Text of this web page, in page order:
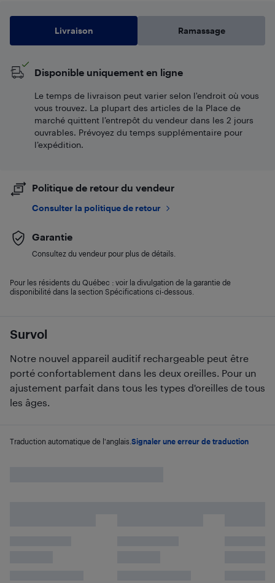
Survol
Notre nouvel appareil auditif rechargeable peut être
porté confortablement dans les deux oreilles. Pour un
ajustement parfait dans tous les types d'oreilles de tous
les âges.
Traduction automatique de l'anglais. Signaler une erreur de traduction
Livraison Ramassage
Disponible uniquement en ligne
Le temps de livraison peut varier selon l'endroit où vous
vous trouvez. La plupart des articles de la Place de
marché quittent l’entrepôt du vendeur dans les 2 jours
ouvrables. Prévoyez du temps supplémentaire pour
l’expédition.
Politique de retour du vendeur
Consulter la politique de retour
Garantie
Consultez du vendeur pour plus de détails.
Pour les résidents du Québec : voir la divulgation de la garantie de
disponibilité dans la section Spécifications ci-dessous.